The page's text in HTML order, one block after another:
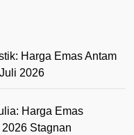
Harga Emas Antam
2026
Harga Emas
Stagnan